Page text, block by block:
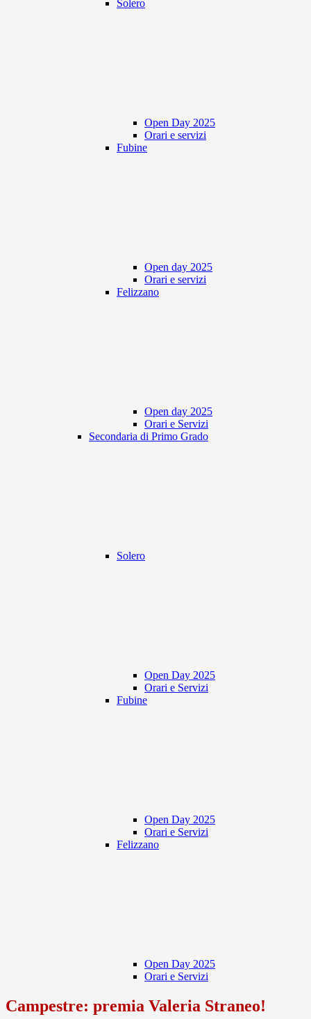
Solero
Open Day 2025
Orari e servizi
Fubine
Open day 2025
Orari e servizi
Felizzano
Open day 2025
Orari e Servizi
Secondaria di Primo Grado
Solero
Open Day 2025
Orari e Servizi
Fubine
Open Day 2025
Orari e Servizi
Felizzano
Open Day 2025
Orari e Servizi
Campestre: premia Valeria Straneo!